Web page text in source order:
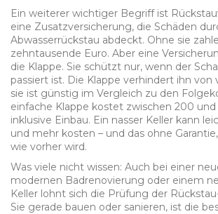
Ein weiterer wichtiger Begriff ist
eine Zusatzversicherung, die Schäden
Abwasserrückstau abdeckt. Ohne sie
zehntausende Euro. Aber eine
die Klappe. Sie schützt nur, wenn der
passiert ist. Die Klappe verhindert ihn von
sie ist günstig im Vergleich zu den
einfache Klappe kostet zwischen 200
inklusive Einbau. Ein nasser Keller kann
und mehr kosten – und das ohne
wie vorher wird.
Was viele nicht wissen: Auch bei einer
modernen Badrenovierung oder einem
Keller lohnt sich die Prüfung der
Sie gerade bauen oder sanieren, ist die